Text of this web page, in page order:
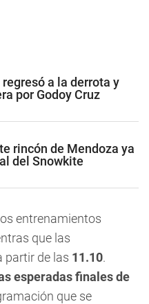
regresó a la derrota y
por Godoy Cruz
rincón de Mendoza ya
del Snowkite
entrenamientos
que las
partir de las 11.10.
esperadas finales de
que se